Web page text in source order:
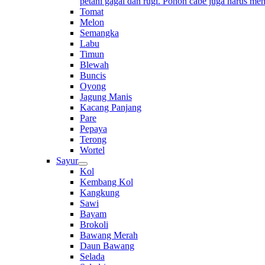
Tomat
Melon
Semangka
Labu
Timun
Blewah
Buncis
Oyong
Jagung Manis
Kacang Panjang
Pare
Pepaya
Terong
Wortel
Sayur
Kol
Kembang Kol
Kangkung
Sawi
Bayam
Brokoli
Bawang Merah
Daun Bawang
Selada